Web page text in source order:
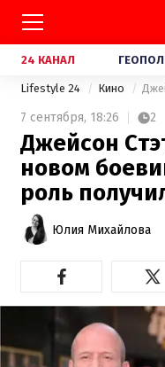
24 КАНАЛ
Lifestyle 24 Кино
7 сентября, 18:26 2
Джейсон
новом
роль
Юлия Михайлова